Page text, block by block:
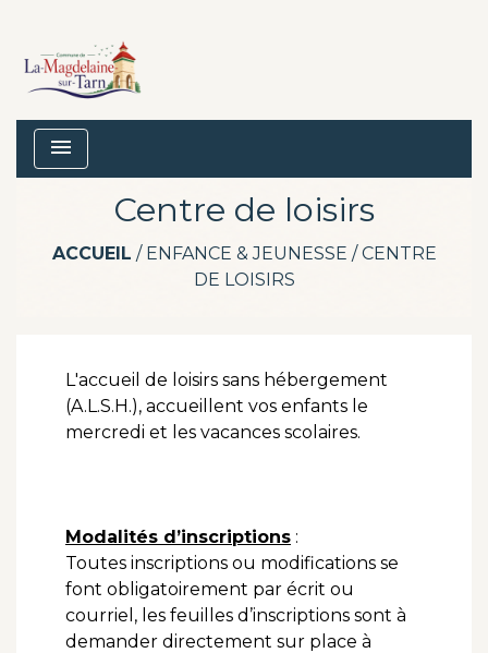
menu
Centre de loisirs
ACCUEIL / ENFANCE & JEUNESSE /CENTRE
DE LOISIRS
L'accueil de loisirs sans hébergement
(A.L.S.H.), accueillent vos enfants le
mercredi et les vacances scolaires.
Modalités d’inscriptions :
Toutes inscriptions ou modifications se
font obligatoirement par écrit ou
courriel, les feuilles d’inscriptions sont à
demander directement sur place à